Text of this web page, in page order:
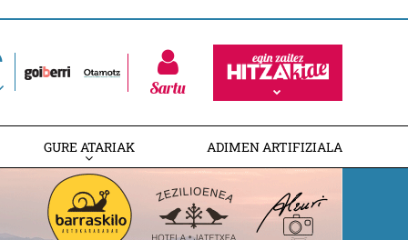
Sartu
GURE ATARIAK ADIMEN ARTIFIZIALA